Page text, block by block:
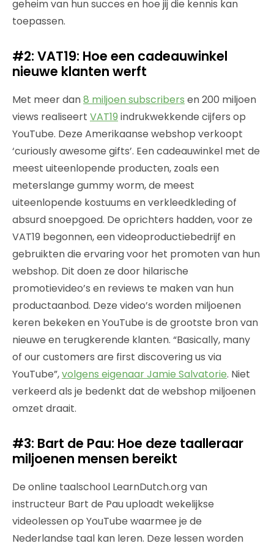
geheim van hun succes en hoe jij die kennis kan
toepassen.
#2: VAT19: Hoe een cadeauwinkel
nieuwe klanten werft
Met meer dan8 miljoen subscribers en 200 miljoen
views realiseert VAT19 indrukwekkende cijfers op
YouTube. Deze Amerikaanse webshop verkoopt
‘curiously awesome gifts’. Een cadeauwinkel met de
meest uiteenlopende producten, zoals een
meterslange gummy worm, de meest
uiteenlopende kostuums en verkleedkleding of
absurd snoepgoed. De oprichters hadden, voor ze
VAT19 begonnen, een videoproductiebedrijf en
gebruikten die ervaring voor het promoten van hun
webshop. Dit doen ze door hilarische
promotievideo’s en reviews te maken van hun
productaanbod. Deze video’s worden miljoenen
keren bekeken en YouTube is de grootste bron van
nieuwe en terugkerende klanten. “Basically, many
of our customers are first discovering us via
YouTube”,volgens eigenaar Jamie Salvatorie. Niet
verkeerd als je bedenkt dat de webshop miljoenen
omzet draait.
#3: Bart de Pau: Hoe deze taalleraar
miljoenen mensen bereikt
De online taalschool LearnDutch.org van
instructeur Bart de Pau uploadt wekelijkse
videolessen op YouTube waarmee je de
Nederlandse taal kan leren. Deze lessen worden